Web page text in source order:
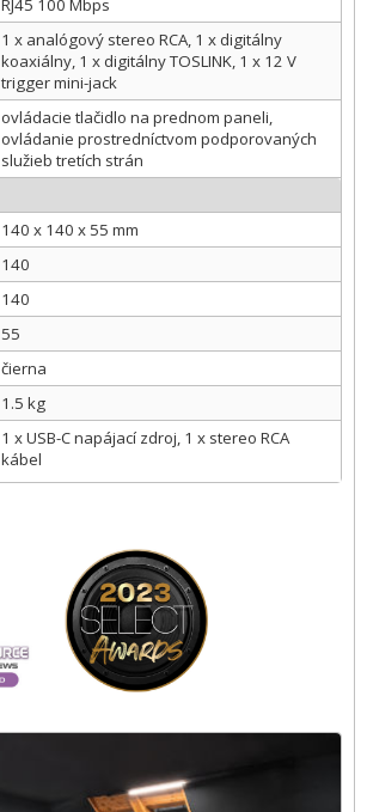
RJ45 100 Mbps
1 x analógový stereo RCA, 1 x digitálny
koaxiálny, 1 x digitálny TOSLINK, 1 x 12 V
trigger mini-jack
ovládacie tlačidlo na prednom paneli,
ovládanie prostredníctvom podporovaných
služieb tretích strán
140 x 140 x 55 mm
140
140
55
čierna
1.5 kg
1 x USB-C napájací zdroj, 1 x stereo RCA
kábel